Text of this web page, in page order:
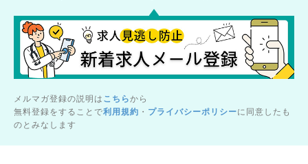
メルマガ登録の説明は こちらから
無料登録をすることで利用規約 ・ プライバシーポリシーに同意したも
のとみなします